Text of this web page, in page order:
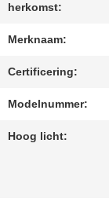
GEVALLEN
herkomst:
Merknaam:
Certificering:
Modelnummer:
Hoog licht: